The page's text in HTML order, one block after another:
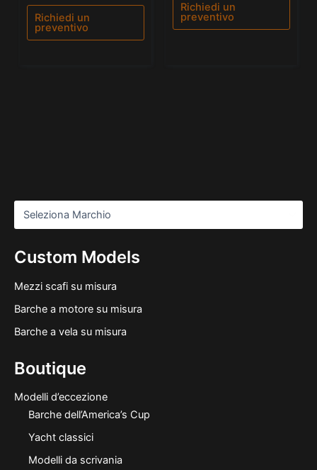
Custom Models
Mezzi scafi su misura
Barche a motore su misura
Barche a vela su misura
Boutique
Modelli d’eccezione
Barche dell’America’s Cup
Yacht classici
Modelli da scrivania
su 5
Richiedi un
preventivo
Richiedi un
preventivo